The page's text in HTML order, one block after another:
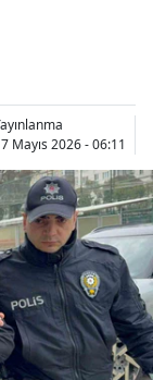
Mayıs 2026 - 06:11